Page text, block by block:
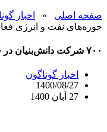
صفحه اصلی » اخبار
حوزه‌های نفت و انرژی
۷۰۰ شرکت دانش‌بنیان در حوزه‌های نفت و انرژی فعالیت می‌کنند
اخبار گوناگون
1400/08/27
27 آبان 1400